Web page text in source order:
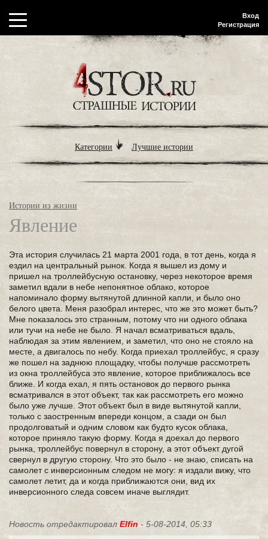
Вход
Регистрация
Категории Лучшие истории
Истории из жизни
Явление
Эта история случилась 21 марта 2001 года, в тот день, когда я
ездил на центральный рынок. Когда я вышел из дому и
пришел на троллейбусную остановку, через некоторое время
заметил вдали в небе непонятное облако, которое
напоминало форму вытянутой длинной капли, и было оно
белого цвета. Меня разобрал интерес, что же это может быть?
Мне показалось это странным, потому что ни одного облака
или тучи на небе не было. Я начал всматриваться вдаль,
наблюдая за этим явлением, и заметил, что оно не стояло на
месте, а двигалось по небу. Когда приехал троллейбус, я сразу
же пошел на заднюю площадку, чтобы получше рассмотреть
из окна троллейбуса это явление, которое приближалось все
ближе. И когда ехал, я пять остановок до первого рынка
всматривался в этот объект, так как рассмотреть его можно
было уже лучше. Этот объект был в виде вытянутой капли,
только с заостренным впереди концом, а сзади он был
продолговатый и одним словом как будто кусок облака,
которое приняло такую форму. Когда я доехал до первого
рынка, троллейбус повернул в сторону, а этот объект дугой
свернул в другую сторону. Что это было - не знаю, списать на
самолет с инверсионным следом не могу: я издали вижу, что
самолет летит, да и когда приближаются они, вид их
инверсионного следа совсем иначе выглядит.
Новость отредактировал Elfin - 5-08-2014, 05:33